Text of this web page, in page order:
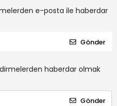
e-posta ile haberdar
Gönder
haberdar olmak
Gönder